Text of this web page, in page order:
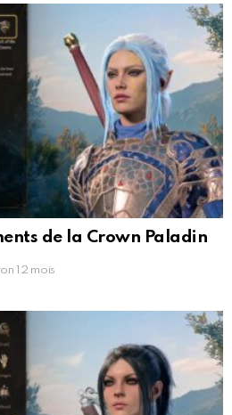
de la Crown Paladin
12 mois